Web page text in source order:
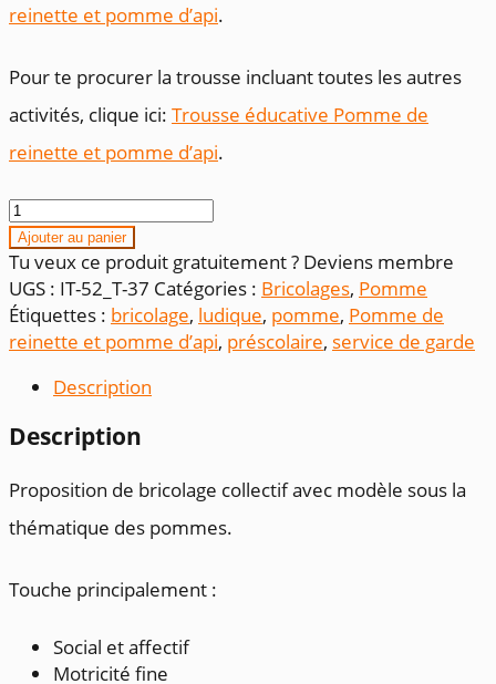
reinette et pomme d’api.
Pour te procurer la trousse incluant toutes les autres
activités, clique ici: Trousse éducative Pomme de
reinette et pomme d’api.
quantité
de
Pommier
collectif
Ajouter au panier
Tu veux ce produit gratuitement ? Deviens membre
UGS : IT-52_T-37 Catégories : Bricolages, Pomme
Étiquettes : bricolage, ludique, pomme, Pomme de
reinette et pomme d’api, préscolaire, service de garde
Description
Description
Proposition de bricolage collectif avec modèle sous la
thématique des pommes.
Touche principalement :
Social et affectif
Motricité fine